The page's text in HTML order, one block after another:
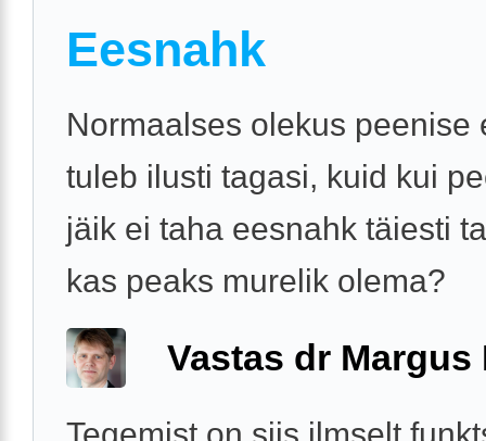
Eesnahk
Normaalses olekus peenise
tuleb ilusti tagasi, kuid kui
jäik ei taha eesnahk täiesti
kas peaks murelik olema?
Vastas dr Margus